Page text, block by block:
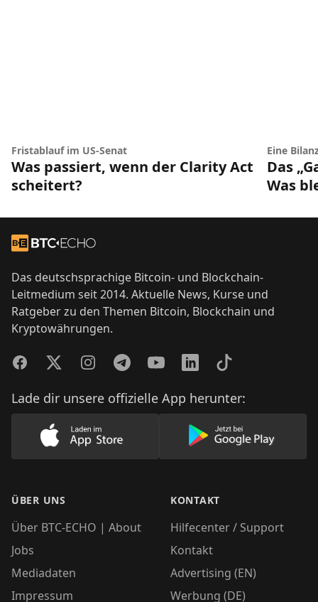
Fristablauf im US-Senat
Was passiert, wenn der Clarity Act
scheitert?
Eine
Das
Was
Zur Startseite
Das deutschsprachige Bitcoin- und Blockchain-
Leitmedium seit 2014. Aktuelle News, Kurse und
Ratgeber zu den Themen Bitcoin, Blockchain und
Kryptowährungen.
FacebookTwitterInstagramTelegramYouTubeLinkedInTikTok
Lade dir unsere offizielle App herunter:
Lade unsere App im AppStore herunter
Lade unsere
ÜBER UNS
Über BTC-ECHO | About
Jobs
Mediadaten
Impressum
KONTAKT
Hilfecenter / Support
Kontakt
Advertising (EN)
Werbung (DE)